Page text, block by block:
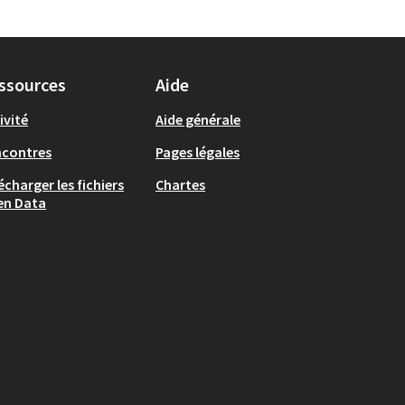
les fichiers
Data
Aide
Aide générale
Pages légales
Chartes